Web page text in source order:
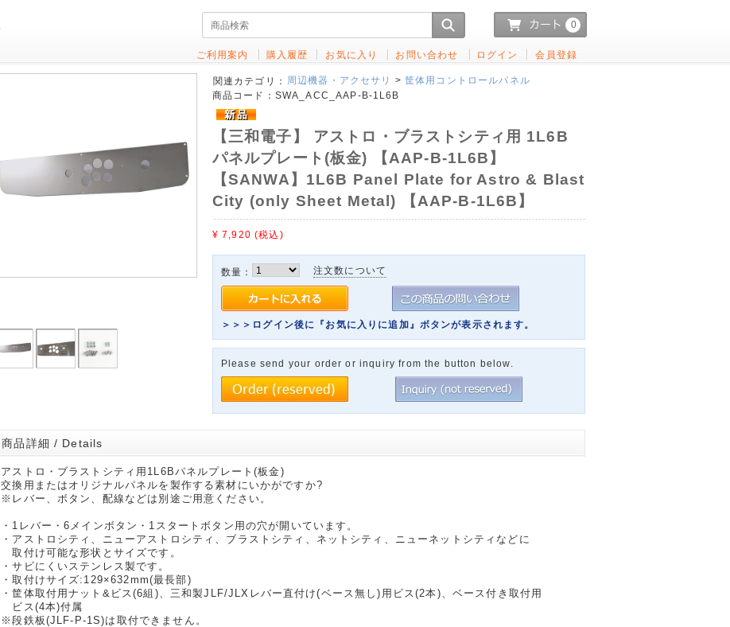
0
ご利用案内 購入履歴 お気に入り お問い合わせ ログイン 会員登録
関連カテゴリ： 周辺機器・アクセサリ > 筐体用コントロールパネル
商品コード： SWA_ACC_AAP-B-1L6B
【三和電子】 アストロ・ブラストシティ用 1L6B
パネルプレート(板金) 【AAP-B-1L6B】
【SANWA】1L6B Panel Plate for Astro & Blast
City (only Sheet Metal) 【AAP-B-1L6B】
¥ 7,920(税込)
数量： 注文数について
＞＞＞ログイン後に『お気に入りに追加』ボタンが表示されます。
Please send your order or inquiry from the button below.
商品詳細 / Details
アストロ・ブラストシティ用1L6Bパネルプレート(板金)
交換用またはオリジナルパネルを製作する素材にいかがですか?
※レバー、ボタン、配線などは別途ご用意ください。
・1レバー・6メインボタン・1スタートボタン用の穴が開いています。
・アストロシティ、ニューアストロシティ、ブラストシティ、ネットシティ、ニューネットシティなどに
取付け可能な形状とサイズです。
・サビにくいステンレス製です。
・取付けサイズ:129×632mm(最長部)
・筐体取付用ナット&ビス(6組)、三和製JLF/JLXレバー直付け(ベース無し)用ビス(2本)、ベース付き取付用
ビス(4本)付属
※段鉄板(JLF-P-1S)は取付できません。